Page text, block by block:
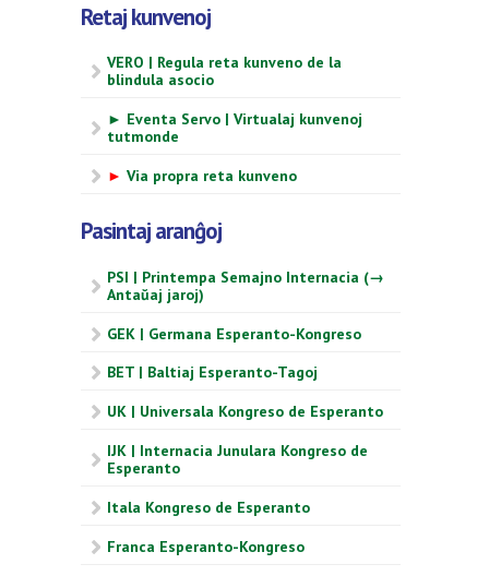
Retaj kunvenoj
VERO | Regula reta kunveno de la
blindula asocio
► Eventa Servo | Virtualaj kunvenoj
tutmonde
► Via propra reta kunveno
Pasintaj aranĝoj
PSI | Printempa Semajno Internacia (→
Antaŭaj jaroj)
GEK | Germana Esperanto-Kongreso
BET | Baltiaj Esperanto-Tagoj
UK | Universala Kongreso de Esperanto
IJK | Internacia Junulara Kongreso de
Esperanto
Itala Kongreso de Esperanto
Franca Esperanto-Kongreso